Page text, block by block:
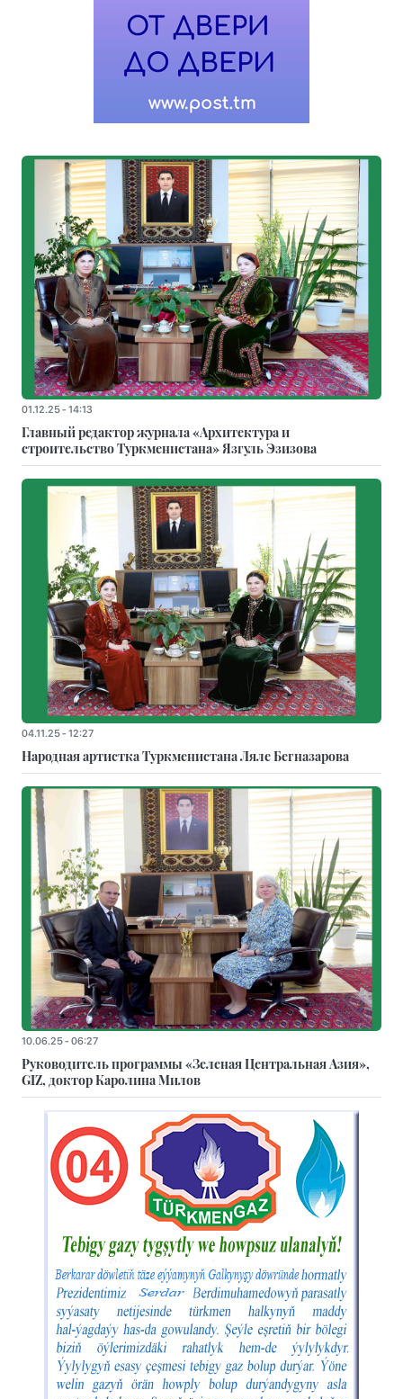
01.12.25 - 14:13
Главный редактор журнала «Архитектура и
строительство Туркменистана» Язгуль Эзизова
04.11.25 - 12:27
Народная артистка Туркменистана Ляле Бегназарова
10.06.25 - 06:27
Руководитель программы «Зеленая Центральная Азия»,
GIZ, доктор Каролина Милов